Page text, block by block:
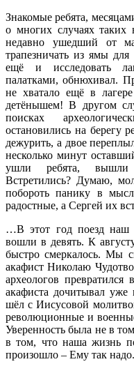
Знакомые ребята,
о многих случаях таких
недавно ушедший от
трапезничать из ямы
ещё и исследовать
палатками, обнюхивал.
не хватало ещё в
детёнышем! В другом
поисках
остановились на берегу
дежурить, а двое
несколько минут
ушли ребята, вышли
Встретились? Думаю,
побороть панику в
радостные, а Сергей их
…В этот год поезд наш
вошли в девять. К
быстро смеркалось. Мы
акафист Николаю
археологов
акафиста дочитывал
шёл с Иисусовой
революционные и
Уверенность была не в
в том, что наша жизнь
произошло – Ему так надо.